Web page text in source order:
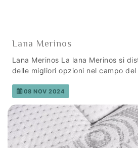
Lana Merinos
Lana Merinos La lana Merinos si
delle migliori opzioni nel campo del
08 NOV 2024